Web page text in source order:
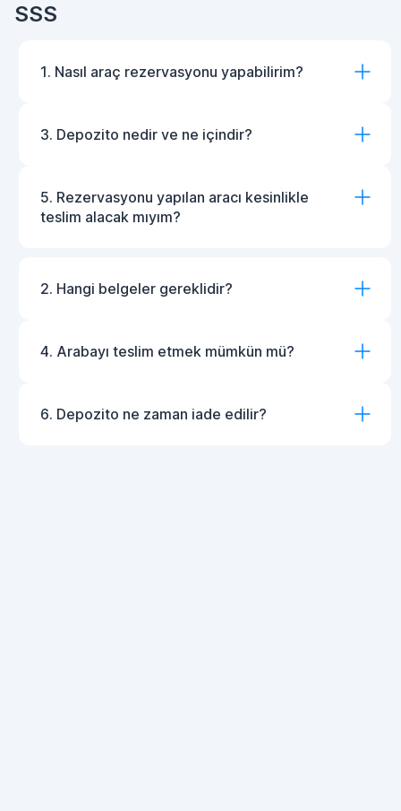
SSS
1. Nasıl araç rezervasyonu yapabilirim?
3. Depozito nedir ve ne içindir?
5. Rezervasyonu yapılan aracı kesinlikle
teslim alacak mıyım?
2. Hangi belgeler gereklidir?
4. Arabayı teslim etmek mümkün mü?
6. Depozito ne zaman iade edilir?